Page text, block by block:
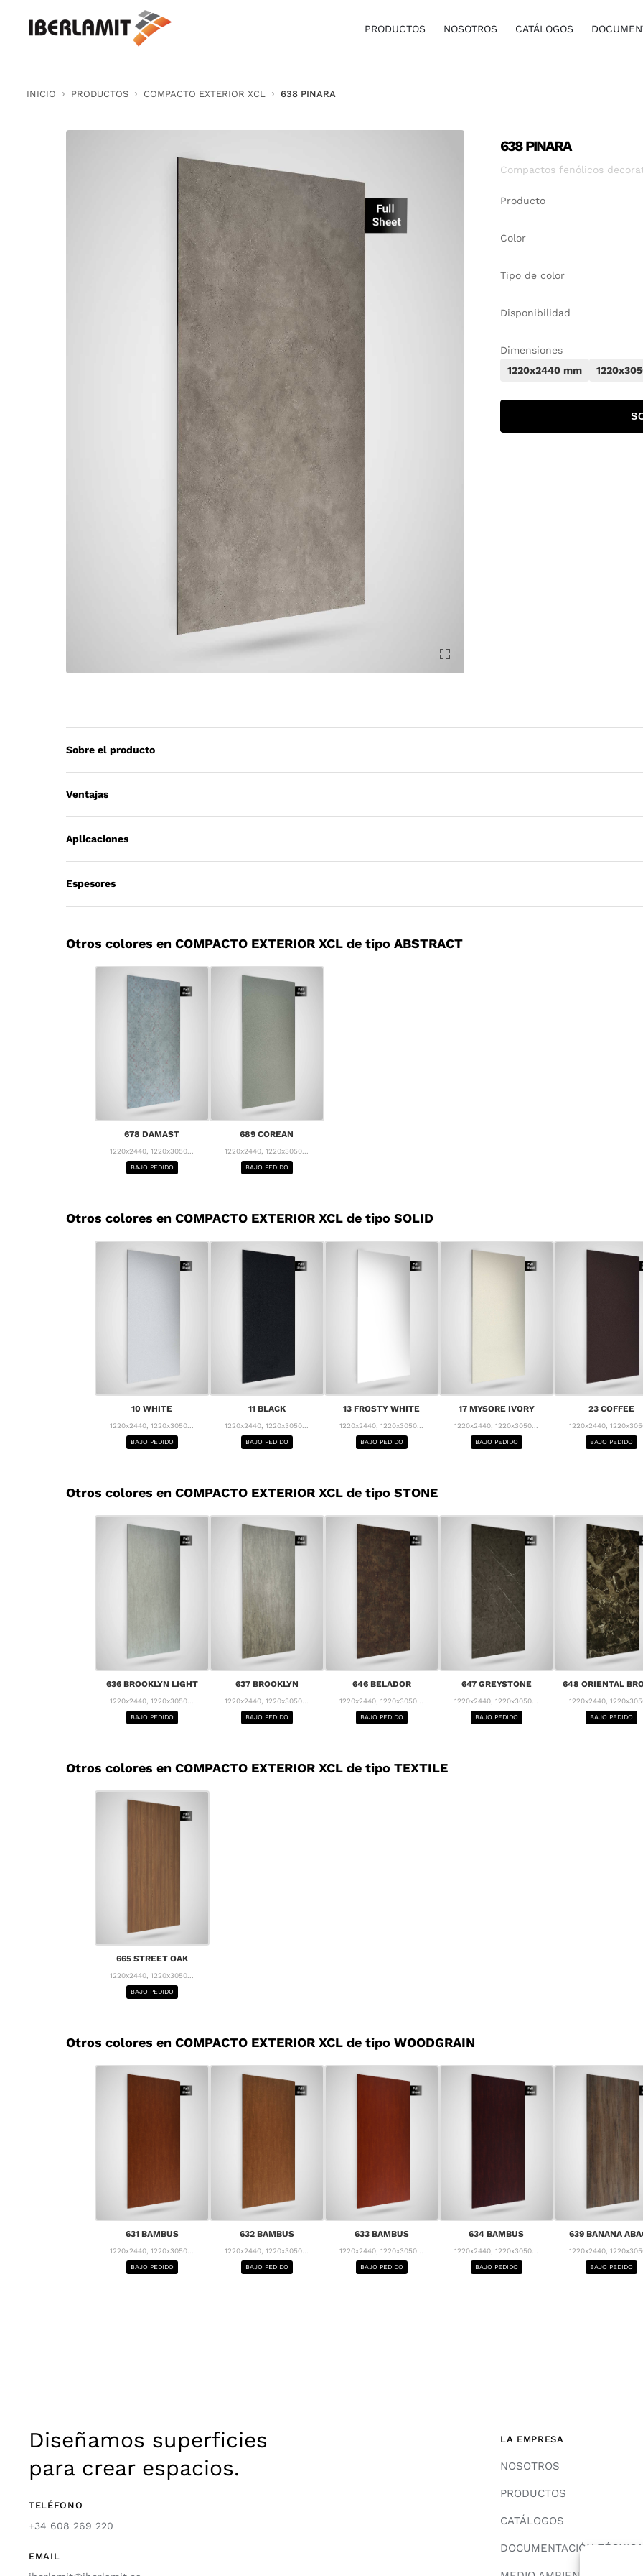
PRODUCTOS NOSOTROS CATÁLOGOS
INICIO PRODUCTOS COMPACTO EXTERIOR XCL 638 PINARA
638 PINARA
Compactos fenólicos
Producto
Color
Tipo de color
Disponibilidad
Dimensiones
1220x2440 mm
Sobre el producto
Ventajas
Aplicaciones
Espesores
Otros colores en COMPACTO EXTERIOR XCL de tipo ABSTRACT
678 DAMAST
1220x2440, 1220x3050...
BAJO PEDIDO
689 COREAN
1220x2440, 1220x3050...
BAJO PEDIDO
Otros colores en COMPACTO EXTERIOR XCL de tipo SOLID
10 WHITE
1220x2440, 1220x3050...
BAJO PEDIDO
11 BLACK
1220x2440, 1220x3050...
BAJO PEDIDO
13 FROSTY WHITE
1220x2440, 1220x3050...
BAJO PEDIDO
17 MYSORE IVORY
1220x2440, 1220x3050...
BAJO PEDIDO
23 COFFEE
1220x2440,
BAJO PEDIDO
Otros colores en COMPACTO EXTERIOR XCL de tipo STONE
636 BROOKLYN LIGHT
1220x2440, 1220x3050...
BAJO PEDIDO
637 BROOKLYN
1220x2440, 1220x3050...
BAJO PEDIDO
646 BELADOR
1220x2440, 1220x3050...
BAJO PEDIDO
647 GREYSTONE
1220x2440, 1220x3050...
BAJO PEDIDO
648 ORIENTAL
1220x2440,
BAJO PEDIDO
Otros colores en COMPACTO EXTERIOR XCL de tipo TEXTILE
665 STREET OAK
1220x2440, 1220x3050...
BAJO PEDIDO
Otros colores en COMPACTO EXTERIOR XCL de tipo WOODGRAIN
631 BAMBUS
1220x2440, 1220x3050...
BAJO PEDIDO
632 BAMBUS
1220x2440, 1220x3050...
BAJO PEDIDO
633 BAMBUS
1220x2440, 1220x3050...
BAJO PEDIDO
634 BAMBUS
1220x2440, 1220x3050...
BAJO PEDIDO
639 BANANA
1220x2440,
BAJO PEDIDO
Diseñamos superficies
para crear espacios.
TELÉFONO
+34 608 269 220
EMAIL
LA EMPRESA
NOSOTROS
PRODUCTOS
CATÁLOGOS
DOCUMENTACIÓN TÉCNICA